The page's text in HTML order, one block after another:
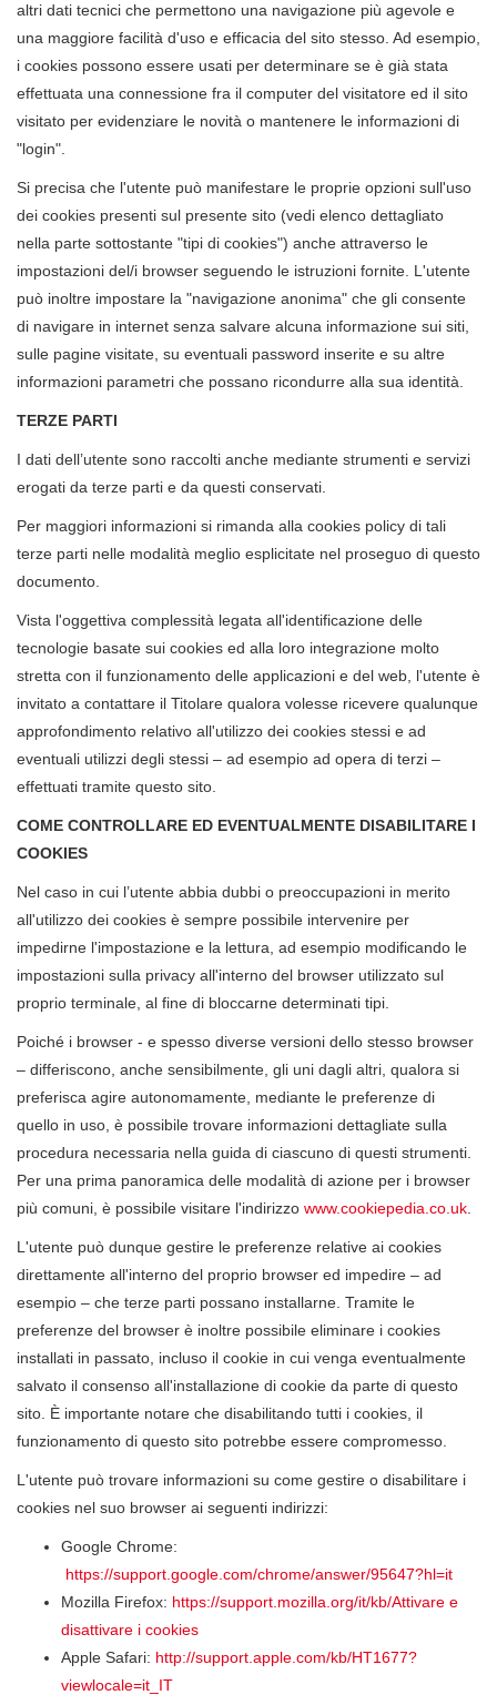
altri dati tecnici che permettono una navigazione più agevole e
una maggiore facilità d'uso e efficacia del sito stesso. Ad esempio,
i cookies possono essere usati per determinare se è già stata
effettuata una connessione fra il computer del visitatore ed il sito
visitato per evidenziare le novità o mantenere le informazioni di
"login".
Si precisa che l'utente può manifestare le proprie opzioni sull'uso
dei cookies presenti sul presente sito (vedi elenco dettagliato
nella parte sottostante "tipi di cookies") anche attraverso le
impostazioni del/i browser seguendo le istruzioni fornite. L'utente
può inoltre impostare la "navigazione anonima" che gli consente
di navigare in internet senza salvare alcuna informazione sui siti,
sulle pagine visitate, su eventuali password inserite e su altre
informazioni parametri che possano ricondurre alla sua identità.
TERZE PARTI
I dati dell’utente sono raccolti anche mediante strumenti e servizi
erogati da terze parti e da questi conservati.
Per maggiori informazioni si rimanda alla cookies policy di tali
terze parti nelle modalità meglio esplicitate nel proseguo di questo
documento.
Vista l'oggettiva complessità legata all'identificazione delle
tecnologie basate sui cookies ed alla loro integrazione molto
stretta con il funzionamento delle applicazioni e del web, l'utente è
invitato a contattare il Titolare qualora volesse ricevere qualunque
approfondimento relativo all'utilizzo dei cookies stessi e ad
eventuali utilizzi degli stessi – ad esempio ad opera di terzi –
effettuati tramite questo sito.
COME CONTROLLARE ED EVENTUALMENTE DISABILITARE I
COOKIES
Nel caso in cui l’utente abbia dubbi o preoccupazioni in merito
all'utilizzo dei cookies è sempre possibile intervenire per
impedirne l'impostazione e la lettura, ad esempio modificando le
impostazioni sulla privacy all'interno del browser utilizzato sul
proprio terminale, al fine di bloccarne determinati tipi.
Poiché i browser - e spesso diverse versioni dello stesso browser
– differiscono, anche sensibilmente, gli uni dagli altri, qualora si
preferisca agire autonomamente, mediante le preferenze di
quello in uso, è possibile trovare informazioni dettagliate sulla
procedura necessaria nella guida di ciascuno di questi strumenti.
Per una prima panoramica delle modalità di azione per i browser
più comuni, è possibile visitare l'indirizzo www.cookiepedia.co.uk
L'utente può dunque gestire le preferenze relative ai cookies
direttamente all'interno del proprio browser ed impedire – ad
esempio – che terze parti possano installarne. Tramite le
preferenze del browser è inoltre possibile eliminare i cookies
installati in passato, incluso il cookie in cui venga eventualmente
salvato il consenso all'installazione di cookie da parte di questo
sito. È importante notare che disabilitando tutti i cookies, il
funzionamento di questo sito potrebbe essere compromesso.
L'utente può trovare informazioni su come gestire o disabilitare i
cookies nel suo browser ai seguenti indirizzi:
Google Chrome:
https://support.google.com/chrome/answer/95647?hl=it
Mozilla Firefox: https://support.mozilla.org/it/kb/Attivare e
disattivare i cookies
Apple Safari: http://support.apple.com/kb/HT1677?
viewlocale=it_IT